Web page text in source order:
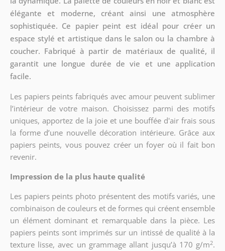
élégante et moderne, créant ainsi une atmosphère
sophistiquée. Ce papier peint est idéal pour créer un
espace stylé et artistique dans le salon ou la chambre à
coucher. Fabriqué à partir de matériaux de qualité, il
garantit une longue durée de vie et une application
facile.
Les papiers peints fabriqués avec amour peuvent sublimer
l’intérieur de votre maison. Choisissez parmi des motifs
uniques, apportez de la joie et une bouffée d'air frais sous
la forme d’une nouvelle décoration intérieure. Grâce aux
papiers peints, vous pouvez créer un foyer où il fait bon
revenir.
Impression de la plus haute qualité
Les papiers peints photo présentent des motifs variés, une
combinaison de couleurs et de formes qui créent ensemble
un élément dominant et remarquable dans la pièce. Les
papiers peints sont imprimés sur un intissé de qualité à la
texture lisse, avec un grammage allant jusqu’à 170 g/m2.